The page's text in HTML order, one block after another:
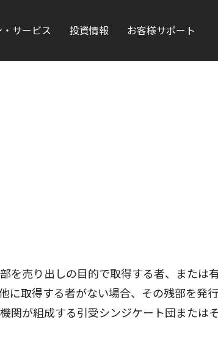
サービス 投資情報 お客様サポート
を売り出しの目的で取得する者、または
に取得する者がない場合、その残部を発
関が組成する引受シンジケート団または